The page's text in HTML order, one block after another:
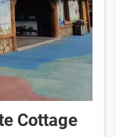
Cottage